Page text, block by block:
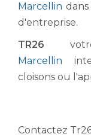
Marcellin
d'entreprise.
TR26
Marcellin
cloisons ou
Contactez